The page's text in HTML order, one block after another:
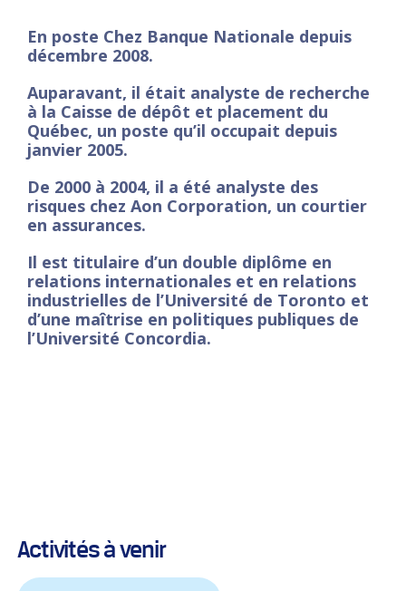
En poste Chez Banque Nationale depuis
décembre 2008.
Auparavant, il était analyste de recherche
à la Caisse de dépôt et placement du
Québec, un poste qu’il occupait depuis
janvier 2005.
De 2000 à 2004, il a été analyste des
risques chez Aon Corporation, un courtier
en assurances.
Il est titulaire d’un double diplôme en
relations internationales et en relations
industrielles de l’Université de Toronto et
d’une maîtrise en politiques publiques de
l’Université Concordia.
Activités à venir